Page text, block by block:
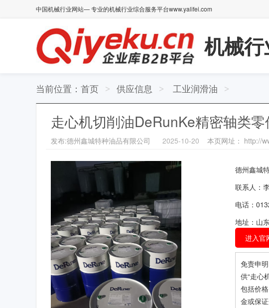
中国机械行业网站— 专业的机械行业综合服务平台www.yalifei.com
机械
当前位置： 首页 > 供应信息 > 工业润滑油 >
走心机切削油DeRunKe精密轴类
发布:德州鑫城特种油品有限公司 2025-10-20 本页网址： http://
德州鑫城
联系人：
电话：
地址：山
进入官
免责申
供“走心
包括价
金或保